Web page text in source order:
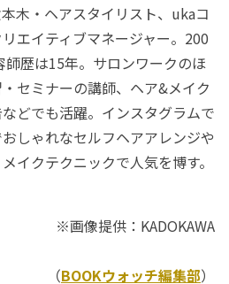
木・ヘアスタイリスト、ukaコ
エイティブマネージャー。200
歴は15年。サロンワークのほ
セミナーの講師、ヘア&メイク
どでも活躍。インスタグラムで
しゃれなセルフヘアアレンジや
イクテクニックで人気を博す。
※画像提供：KADOKAWA
（BOOKウォッチ編集部）